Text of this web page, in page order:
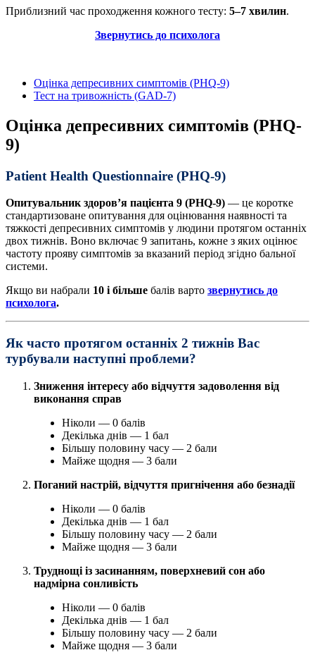
Приблизний час проходження кожного тесту: 5–7 хвилин.
Звернутись до психолога
Оцінка депресивних симптомів (PHQ-9)
Тест на тривожність (GAD-7)
Оцінка депресивних симптомів (PHQ-
9)
Patient Health Questionnaire (PHQ-9)
Опитувальник здоров’я пацієнта 9 (PHQ-9) — це коротке
стандартизоване опитування для оцінювання наявності та
тяжкості депресивних симптомів у людини протягом останніх
двох тижнів. Воно включає 9 запитань, кожне з яких оцінює
частоту прояву симптомів за вказаний період згідно бальної
системи.
Якщо ви набрали 10 і більше балів варто звернутись до
психолога.
Як часто протягом останніх 2 тижнів Вас
турбували наступні проблеми?
Зниження інтересу або відчуття задоволення від
виконання справ
Ніколи — 0 балів
Декілька днів — 1 бал
Більшу половину часу — 2 бали
Майже щодня — 3 бали
Поганий настрій, відчуття пригнічення або безнадії
Ніколи — 0 балів
Декілька днів — 1 бал
Більшу половину часу — 2 бали
Майже щодня — 3 бали
Труднощі із засинанням, поверхневий сон або
надмірна сонливість
Ніколи — 0 балів
Декілька днів — 1 бал
Більшу половину часу — 2 бали
Майже щодня — 3 бали